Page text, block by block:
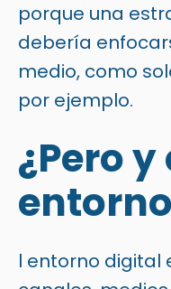
porque una
debería
medio, como
por ejemplo.
¿Pero y
l entorno digital